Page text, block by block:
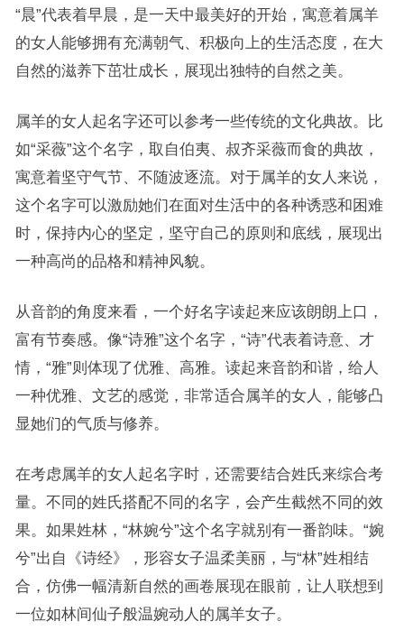
“晨”代表着早晨，是一天中最美好的开始，寓意着属羊
的女人能够拥有充满朝气、积极向上的生活态度，在大
自然的滋养下茁壮成长，展现出独特的自然之美。
属羊的女人起名字还可以参考一些传统的文化典故。比
如“采薇”这个名字，取自伯夷、叔齐采薇而食的典故，
寓意着坚守气节、不随波逐流。对于属羊的女人来说，
这个名字可以激励她们在面对生活中的各种诱惑和困难
时，保持内心的坚定，坚守自己的原则和底线，展现出
一种高尚的品格和精神风貌。
从音韵的角度来看，一个好名字读起来应该朗朗上口，
富有节奏感。像“诗雅”这个名字，“诗”代表着诗意、才
情，“雅”则体现了优雅、高雅。读起来音韵和谐，给人
一种优雅、文艺的感觉，非常适合属羊的女人，能够凸
显她们的气质与修养。
在考虑属羊的女人起名字时，还需要结合姓氏来综合考
量。不同的姓氏搭配不同的名字，会产生截然不同的效
果。如果姓林，“林婉兮”这个名字就别有一番韵味。“婉
兮”出自《诗经》，形容女子温柔美丽，与“林”姓相结
合，仿佛一幅清新自然的画卷展现在眼前，让人联想到
一位如林间仙子般温婉动人的属羊女子。